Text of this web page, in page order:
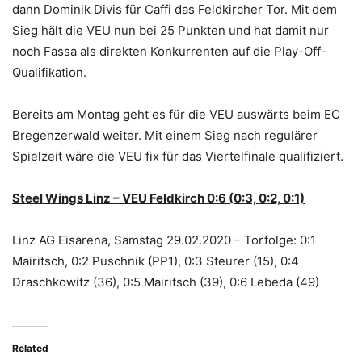
dann Dominik Divis für Caffi das Feldkircher Tor. Mit dem
Sieg hält die VEU nun bei 25 Punkten und hat damit nur
noch Fassa als direkten Konkurrenten auf die Play-Off-
Qualifikation.
Bereits am Montag geht es für die VEU auswärts beim EC
Bregenzerwald weiter. Mit einem Sieg nach regulärer
Spielzeit wäre die VEU fix für das Viertelfinale qualifiziert.
Steel Wings Linz – VEU Feldkirch 0:6 (0:3, 0:2, 0:1)
Linz AG Eisarena, Samstag 29.02.2020 – Torfolge: 0:1
Mairitsch, 0:2 Puschnik (PP1), 0:3 Steurer (15), 0:4
Draschkowitz (36), 0:5 Mairitsch (39), 0:6 Lebeda (49)
Related